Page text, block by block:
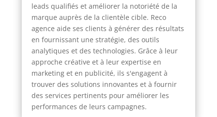
leads qualifiés et améliorer la notoriété de la
marque auprès de la clientèle cible. Reco
agence aide ses clients à générer des résultats
en fournissant une stratégie, des outils
analytiques et des technologies. Grâce à leur
approche créative et à leur expertise en
marketing et en publicité, ils s'engagent à
trouver des solutions innovantes et à fournir
des services pertinents pour améliorer les
performances de leurs campagnes.